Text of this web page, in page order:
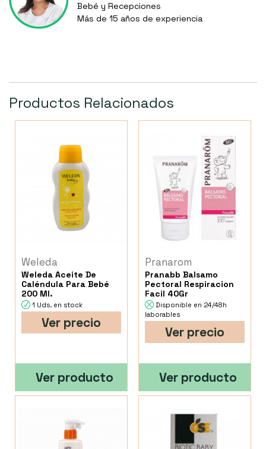
Bebé y Recepciones
Más de 15 años de experiencia
Productos Relacionados
Weleda
Weleda Aceite De
Caléndula Para Bebé
200 Ml.
1 Uds. en stock
Ver precio
Ver producto
Pranarom
Pranabb Balsamo
Pectoral Respiracion
Facil 40Gr
Disponible en 24/48h
laborables
Ver precio
Ver producto